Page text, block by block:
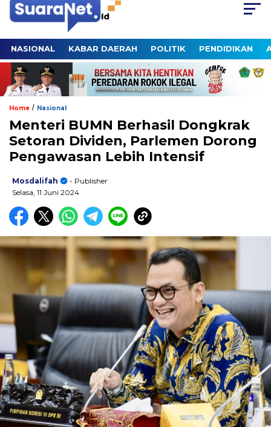
NASIONAL KABAR DAERAH POLITIK PENDIDIKAN
Home / Nasional
Menteri BUMN Berhasil Dongkrak
Setoran Dividen, Parlemen Dorong
Pengawasan Lebih Intensif
Mosdalifah
- Publisher
Selasa, 11 Juni 2024